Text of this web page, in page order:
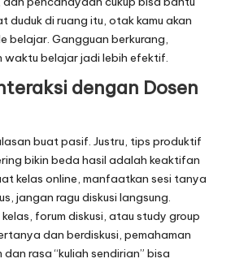
duduk di ruang itu, otak kamu akan
belajar. Gangguan berkurang,
waktu belajar jadi lebih efektif.
dengan Dosen
buat pasif. Justru, tips produktif
bikin beda hasil adalah keaktifan
kelas online, manfaatkan sesi tanya
jangan ragu diskusi langsung.
forum diskusi, atau study group
dan berdiskusi, pemahaman
rasa “kuliah sendirian” bisa